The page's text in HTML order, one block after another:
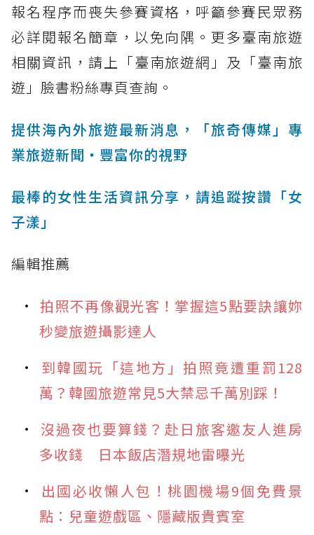
報名程序而喪失參賽資格，呼籲參賽民眾務
必詳閱報名簡章，以免向隅。更多臺南旅遊
相關資訊，請上「臺南旅遊網」及「臺南旅
遊」臉書粉絲專頁查詢。
提供海內外旅遊最新消息，「旅奇傳媒」專
業旅遊新聞‧豐富你的視野
最棒的女性生活資訊分享，請追蹤按讚「女
子漾」
編輯推薦
拍照不再像觀光客！掌握這5點要訣讓妳
秒變旅遊攝影達人
到韓國玩「這地方」拍照竟遭重罰128
萬？韓國旅遊常見5大禁忌千萬別踩！
沒過夜也要算錢？赴日旅客邀友人進房
多收錢 日本飯店潛規地雷曝光
出國必收懶人包！桃園機場9個免費景
點：兒童遊戲區、隱藏版貴賓室